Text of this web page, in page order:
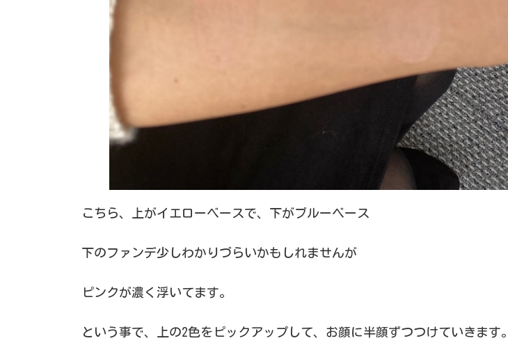
こちら、上がイエローベースで、下がブルーベース
下のファンデ少しわかりづらいかもしれませんが
ピンクが濃く浮いてます。
という事で、上の2色をピックアップして、お顔に半顔ずつつけていきます。